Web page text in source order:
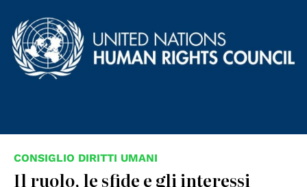
CONSIGLIO DIRITTI UMANI
Il ruolo, le sfide e gli interessi